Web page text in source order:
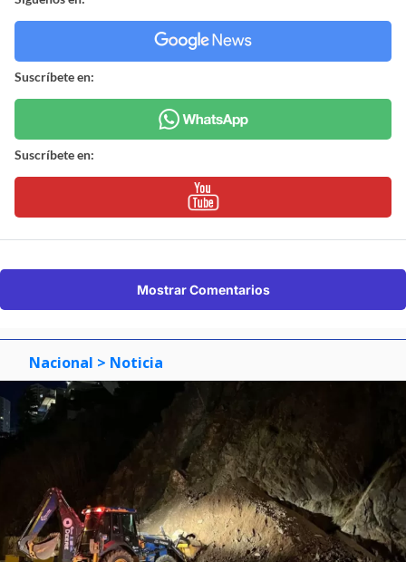
Suscríbete en:
Suscríbete en:
Mostrar Comentarios
Nacional > Noticia